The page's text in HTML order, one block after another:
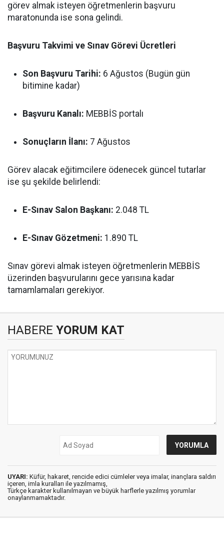
görev almak isteyen öğretmenlerin başvuru
maratonunda ise sona gelindi.
Başvuru Takvimi ve Sınav Görevi Ücretleri
Son Başvuru Tarihi: 6 Ağustos (Bugün gün
bitimine kadar)
Başvuru Kanalı: MEBBİS portalı
Sonuçların İlanı: 7 Ağustos
Görev alacak eğitimcilere ödenecek güncel tutarlar
ise şu şekilde belirlendi:
E-Sınav Salon Başkanı: 2.048 TL
E-Sınav Gözetmeni: 1.890 TL
Sınav görevi almak isteyen öğretmenlerin MEBBİS
üzerinden başvurularını gece yarısına kadar
tamamlamaları gerekiyor.
HABERE YORUM KAT
UYARI: Küfür, hakaret, rencide edici cümleler veya imalar, inançlara saldırı
içeren, imla kuralları ile yazılmamış,
Türkçe karakter kullanılmayan ve büyük harflerle yazılmış yorumlar
onaylanmamaktadır.